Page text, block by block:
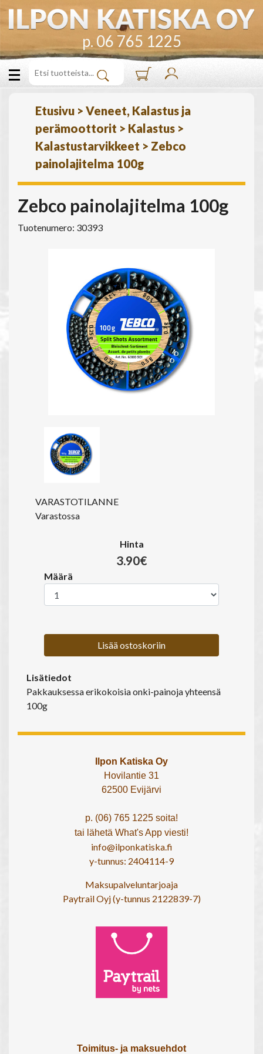
p. 06 765 1225
Etusivu > Veneet, Kalastus ja
perämoottorit > Kalastus >
Kalastustarvikkeet > Zebco
painolajitelma 100g
Zebco painolajitelma 100g
Tuotenumero: 30393
VARASTOTILANNE
Varastossa
Hinta
3.90€
Määrä
Lisää ostoskoriin
Lisätiedot
Pakkauksessa erikokoisia onki-painoja yhteensä
100g
Ilpon Katiska Oy
Hovilantie 31
62500 Evijärvi
p. (06) 765 1225 soita!
tai lähetä What's App viesti!
info@ilponkatiska.fi
y-tunnus: 2404114-9
Maksupalveluntarjoaja
Paytrail Oyj (y-tunnus 2122839-7)
Toimitus- ja maksuehdot